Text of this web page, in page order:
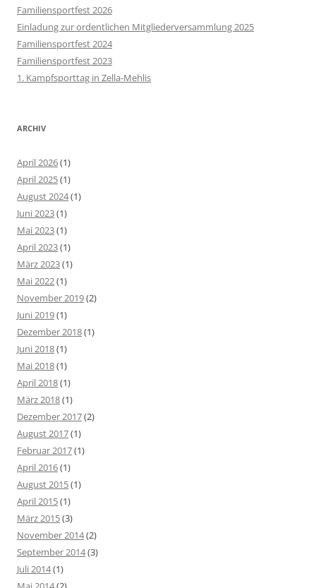
Familiensportfest 2026
Einladung zur ordentlichen Mitgliederversammlung 2025
Familiensportfest 2024
Familiensportfest 2023
1. Kampfsporttag in Zella-Mehlis
ARCHIV
April 2026(1)
April 2025(1)
August 2024(1)
Juni 2023(1)
Mai 2023(1)
April 2023(1)
März 2023(1)
Mai 2022(1)
November 2019(2)
Juni 2019(1)
Dezember 2018(1)
Juni 2018(1)
Mai 2018(1)
April 2018(1)
März 2018(1)
Dezember 2017(2)
August 2017(1)
Februar 2017(1)
April 2016(1)
August 2015(1)
April 2015(1)
März 2015(3)
November 2014(2)
September 2014(3)
Juli 2014(1)